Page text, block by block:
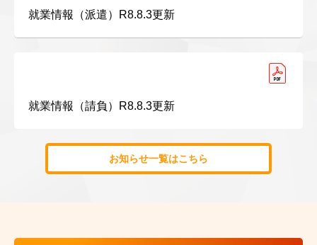
就業情報（派遣）R8.8.3更新
就業情報（請負）R8.8.3更新
お知らせ一覧はこちら